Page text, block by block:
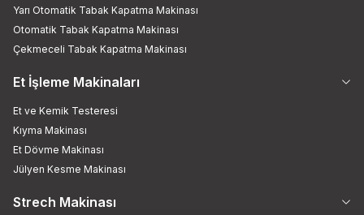
Yarı Otomatik Tabak Kapatma Makinası
Otomatik Tabak Kapatma Makinası
Çekmeceli Tabak Kapatma Makinası
Et İşleme Makinaları
Et ve Kemik Testeresi
Kıyma Makinası
Et Dövme Makinası
Jülyen Kesme Makinası
Strech Makinası